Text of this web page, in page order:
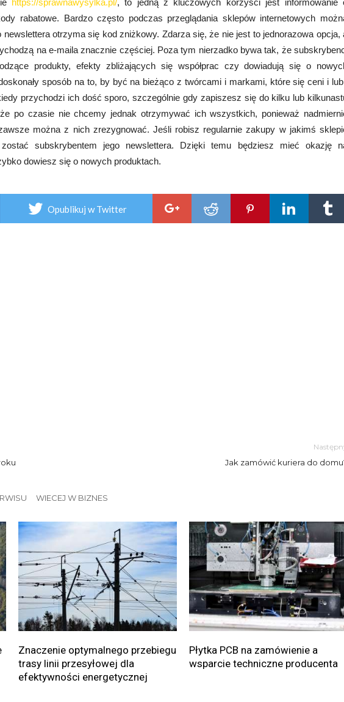
https://sprawnawysylka.pl/, to jedną z kluczowych korzyści jest informowanie
rabatowe. Bardzo często podczas przeglądania sklepów internetowych
otrzyma się kod zniżkowy. Zdarza się, że nie jest to jednorazowa opcja,
na e-maila znacznie częściej. Poza tym nierzadko bywa tak, że
produkty, efekty zbliżających się współprac czy dowiadują się o
sposób na to, by być na bieżąco z twórcami i markami, które się ceni i
przychodzi ich dość sporo, szczególnie gdy zapiszesz się do kilku lub
po czasie nie chcemy jednak otrzymywać ich wszystkich, ponieważ
można z nich zrezygnować. Jeśli robisz regularnie zakupy w jakimś
zostać subskrybentem jego newslettera. Dzięki temu będziesz mieć okazję
dowiesz się o nowych produktach.
Opublikuj w Twitter
Jak zamówić kuriera do
WIECEJ W BIZNES
Znaczenie optymalnego przebiegu
trasy linii przesyłowej dla
efektywności energetycznej
Płytka PCB na zamówienie a
wsparcie techniczne producenta